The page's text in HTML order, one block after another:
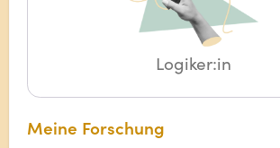
Logiker:in
Meine Forschung